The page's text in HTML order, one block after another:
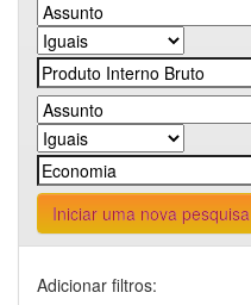
Iniciar uma nova pesquisa
Adicionar filtros: